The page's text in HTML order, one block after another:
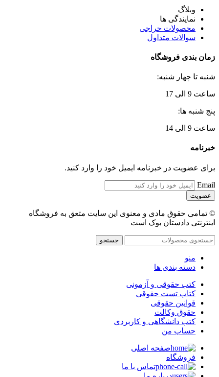
وبلاگ
نمایندگی ها
محصولات حراجی
سوالات متداول
زمان بندی فروشگاه
شنبه تا چهار شنبه:
ساعت 9 الی 17
پنج شنبه ها:
ساعت 9 الی 14
خبرنامه
برای عضویت در خبرنامه ایمیل خود را وارد کنید.
Email
© تمامی حقوق مادی و معنوی این سایت متعق به فروشگاه
اینترنتی دادستان بوک است
جستجو
منو
دسته بندی ها
کتب حقوقی و آزمونی
کتاب تست حقوقی
قوانین حقوقی
حقوق وکالت
کتب دانشگاهی و کاربردی
حساب من
صفحه اصلی
فروشگاه
تماس با ما